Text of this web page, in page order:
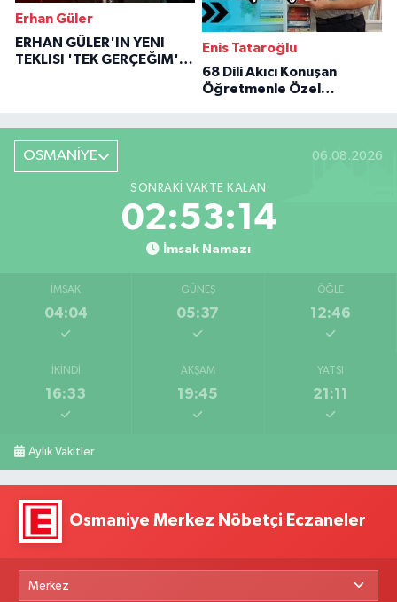
Erhan Güler
ERHAN GÜLER'IN YENI
TEKLISI 'TEK GERÇEĞIM'LE
Enis Tataroğlu
68 Dili Akıcı Konuşan
Öğretmenle Özel
OSMANİYE 06.08.2026
SONRAKI VAKTE KALAN
02:53:12
İmsak Namazı
İMSAK
04:04
GÜNEŞ
05:37
ÖĞLE
12:46
İKINDI
16:33
AKŞAM
19:45
YATSI
21:11
Aylık Vakitler
Osmaniye Merkez Nöbetçi Eczaneler